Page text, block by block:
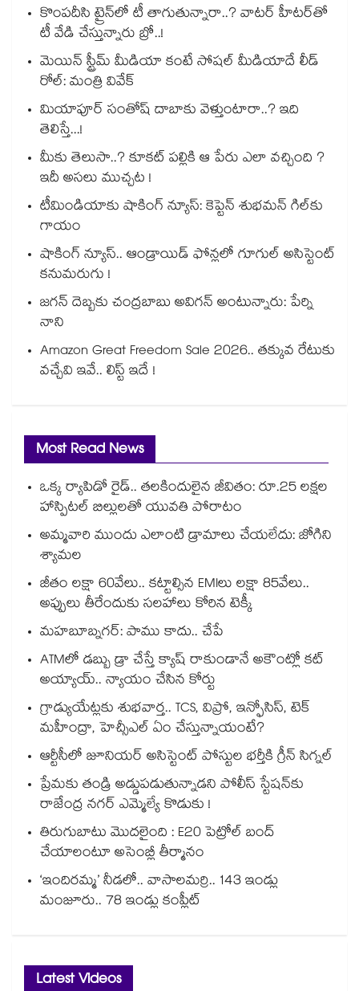
కొంపదీసి ట్రైన్⁬లో టీ తాగుతున్నారా..? వాటర్ హీటర్⁭⁭తో
టీ వేడి చేస్తున్నారు బ్రో..!
మెయిన్ స్ట్రీమ్ మీడియా కంటే సోషల్ మీడియాదే లీడ్
రోల్: మంత్రి వివేక్
మియాపూర్ సంతోష్ దాబాకు వెళ్తుంటారా..? ఇది
తెలిస్తే...!
మీకు తెలుసా..? కూకట్ పల్లికి ఆ పేరు ఎలా వచ్చింది ?
ఇదీ అసలు ముచ్చట !
టీమిండియాకు షాకింగ్ న్యూస్: కెప్టెన్ శుభమన్ గిల్‎కు
గాయం
షాకింగ్ న్యూస్.. ఆండ్రాయిడ్ ఫోన్లలో గూగుల్ అసిస్టెంట్
కనుమరుగు !
జగన్ దెబ్బకు చంద్రబాబు అవిగన్ అంటున్నారు: పేర్ని
నాని
Amazon Great Freedom Sale 2026.. తక్కువ రేటుకు
వచ్చేవి ఇవే.. లిస్ట్ ఇదే !
Most Read News
ఒక్క ర్యాపిడో రైడ్.. తలకిందులైన జీవితం: రూ.25 లక్షల
హాస్పిటల్ బిల్లులతో యువతి పోరాటం
అమ్మవారి ముందు ఎలాంటి డ్రామాలు చేయలేదు: జోగిని
శ్యామల
జీతం లక్షా 60వేలు.. కట్టాల్సిన EMIలు లక్షా 85వేలు..
అప్పులు తీరేందుకు సలహాలు కోరిన టెక్కీ
మహబూబ్నగర్: పాము కాదు.. చేపే
ATMలో డబ్బు డ్రా చేస్తే క్యాష్ రాకుండానే అకౌంట్లో కట్
అయ్యాయ్.. న్యాయం చేసిన కోర్టు
గ్రాడ్యుయేట్లకు శుభవార్త.. TCS, విప్రో, ఇన్ఫోసిస్, టెక్
మహీంద్రా, హెచ్సీఎల్ ఏం చేస్తున్నాయంటే?
ఆర్టీసీలో జూనియర్ అసిస్టెంట్‌‌ పోస్టుల భర్తీకి గ్రీన్‌‌ సిగ్నల్
ప్రేమకు తండ్రి అడ్డుపడుతున్నాడని పోలీస్ స్టేషన్⁪కు
రాజేంద్ర నగర్ ఎమ్మెల్యే కొడుకు !
తిరుగుబాటు మొదలైంది : E20 పెట్రోల్ బంద్
చేయాలంటూ అసెంబ్లీ తీర్మానం
‘ఇందిరమ్మ’ నీడలో.. వాసాలమర్రి.. 143 ఇండ్లు
మంజూరు.. 78 ఇండ్లు కంప్లీట్
Latest Videos